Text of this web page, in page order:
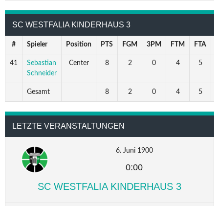
SC WESTFALIA KINDERHAUS 3
# Spieler Position PTS FGM 3PM FTM FTA
41
Sebastian
Schneider
Center 8 2 0 4 5
Gesamt 8 2 0 4 5
LETZTE VERANSTALTUNGEN
6. Juni 1900
0:00
SC WESTFALIA KINDERHAUS 3